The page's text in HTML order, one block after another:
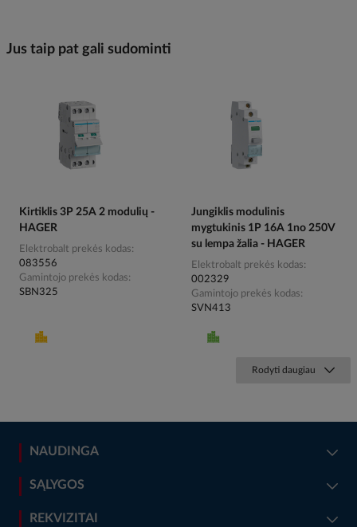
Jus taip pat gali sudominti
Kirtiklis 3P 25A 2 modulių -
HAGER
Elektrobalt prekės kodas
083556
Gamintojo prekės kodas
SBN325
Jungiklis modulinis
mygtukinis 1P 16A 1no 250V
su lempa žalia - HAGER
Elektrobalt prekės kodas
002329
Gamintojo prekės kodas
SVN413
Rodyti daugiau
NAUDINGA
SĄLYGOS
REKVIZITAI